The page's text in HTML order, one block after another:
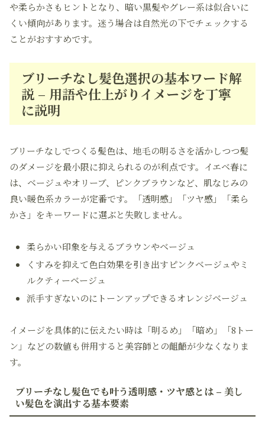
や柔らかさもヒントとなり、暗い黒髪やグレー系は似合いに
くい傾向があります。迷う場合は自然光の下でチェックする
ことがおすすめです。
ブリーチなし髪色選択の基本ワード解
説 – 用語や仕上がりイメージを丁寧
に説明
ブリーチなしでつくる髪色は、地毛の明るさを活かしつつ髪
のダメージを最小限に抑えられるのが利点です。イエベ春に
は、ベージュやオリーブ、ピンクブラウンなど、肌なじみの
良い暖色系カラーが定番です。「透明感」「ツヤ感」「柔ら
かさ」をキーワードに選ぶと失敗しません。
柔らかい印象を与えるブラウンやベージュ
くすみを抑えて色白効果を引き出すピンクベージュやミ
ルクティーベージュ
派手すぎないのにトーンアップできるオレンジベージュ
イメージを具体的に伝えたい時は「明るめ」「暗め」「8トー
ン」などの数値も併用すると美容師との齟齬が少なくなりま
す。
ブリーチなし髪色でも叶う透明感・ツヤ感とは – 美し
い髪色を演出する基本要素